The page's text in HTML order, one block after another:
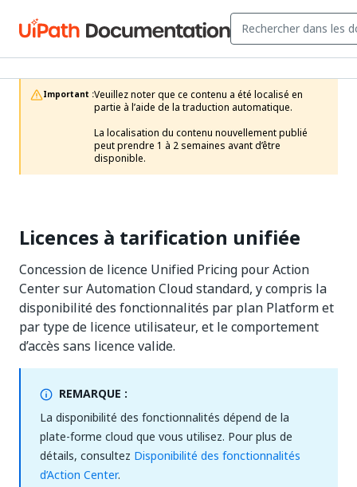
Important :Veuillez noter que ce contenu a été localisé en
partie à l’aide de la traduction automatique.
La localisation du contenu nouvellement publié
peut prendre 1 à 2 semaines avant d’être
disponible.
Licences à tarification unifiée
Concession de licence Unified Pricing pour Action
Center sur Automation Cloud standard, y compris la
disponibilité des fonctionnalités par plan Platform et
par type de licence utilisateur, et le comportement
d’accès sans licence valide.
REMARQUE :
La disponibilité des fonctionnalités dépend de la
plate-forme cloud que vous utilisez. Pour plus de
détails, consultez Disponibilité des fonctionnalités
d’Action Center.